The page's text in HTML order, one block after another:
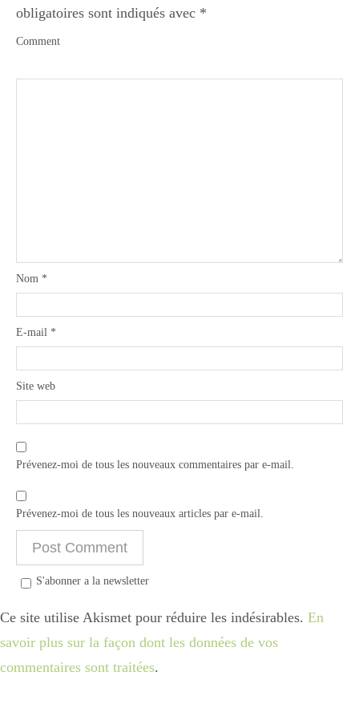
obligatoires sont indiqués avec *
Comment
Nom *
E-mail *
Site web
Prévenez-moi de tous les nouveaux commentaires par e-mail.
Prévenez-moi de tous les nouveaux articles par e-mail.
S'abonner a la newsletter
Ce site utilise Akismet pour réduire les indésirables. En
savoir plus sur la façon dont les données de vos
commentaires sont traitées.